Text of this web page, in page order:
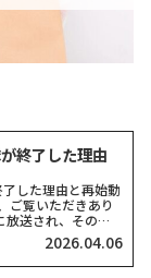
終了した理由
了した理由と再始動
ご覧いただきあり
送され、その圧
ンを唸らせた『荒野
、ネット上では「終
2026.04.06